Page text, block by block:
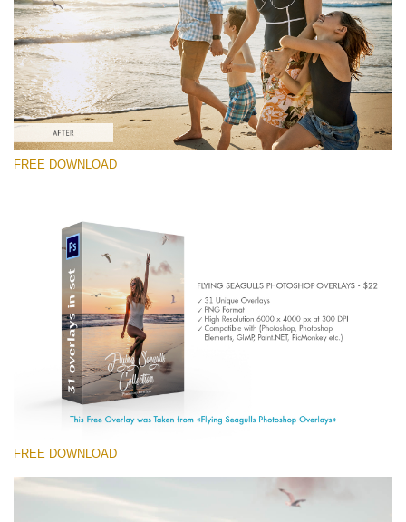
Free PNG Overlay #10
Small 800*533px
Flying Seagulls
(31 Overlays)
Large 6000*4000px
Entire Collection
(1783 Overlays)
Large 6000*4000px
Download Grátis
FREE DOWNLOAD
FREE DOWNLOAD